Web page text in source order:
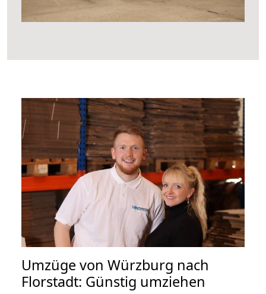
Umzüge von Würzburg nach
Florstadt: Günstig umziehen